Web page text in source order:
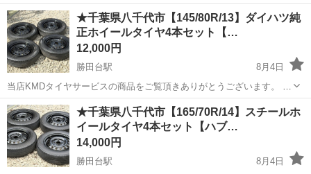
------------------------------- 【KMDタイヤサービスのお約束】 【1】安心の
日本人経営 【2】良い物を、より安くご...
千葉 八千代市 勝田台駅 タイヤ、ホイール ハブ径
★千葉県八千代市【145/80R/13】ダイハツ純
正ホイールタイヤ4本セット【…
12,000円
勝田台駅
8月4日
当店KMDタイヤサービスの商品をご覧頂きありがとうございます。 ---
------------------------------- 【KMDタイヤサービスのお約束】 【1】安心の
日本人経営 【2】良い物を、より安くご...
千葉 八千代市 勝田台駅 タイヤ、ホイール
★千葉県八千代市【165/70R/14】スチールホ
イールタイヤ4本セット【ハブ…
14,000円
勝田台駅
8月4日